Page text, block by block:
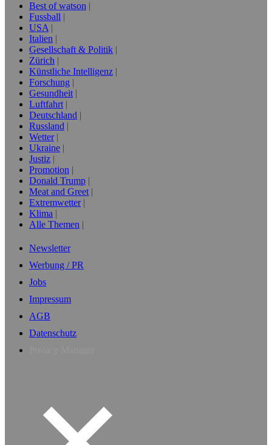
Best of watson
Fussball
USA
Italien
Gesellschaft & Politik
Zürich
Künstliche Intelligenz
Forschung
Gesundheit
Luftfahrt
Deutschland
Russland
Wetter
Ukraine
Justiz
Promotion
Donald Trump
Meat and Greet
Extremwetter
Klima
Alle Themen
Newsletter
Werbung / PR
Jobs
Impressum
AGB
Datenschutz